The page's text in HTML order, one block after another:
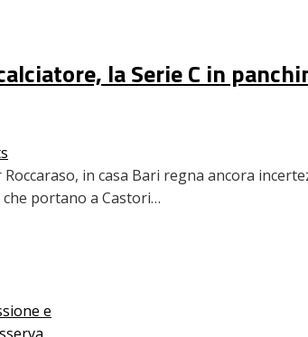
la Serie C in
in casa Bari regna ancora
portano a Castori…